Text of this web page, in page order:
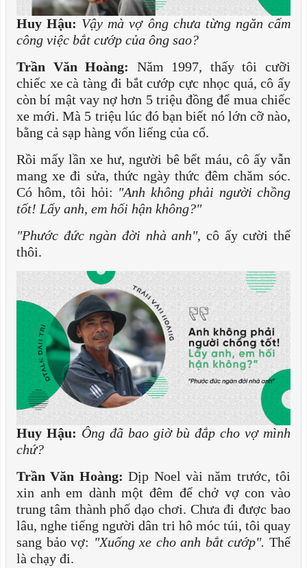
Huy Hậu: Vậy mà vợ ông chưa từng ngăn cấm
công việc bắt cướp của ông sao?
Trần Văn Hoàng: Năm 1997, thấy tôi cưỡi
chiếc xe cà tàng đi bắt cướp cực nhọc quá, cô ấy
còn bí mật vay nợ hơn 5 triệu đồng để mua chiếc
xe mới. Mà 5 triệu lúc đó bạn biết nó lớn cỡ nào,
bằng cả sạp hàng vốn liếng của cổ.
Rồi mấy lần xe hư, người bê bết máu, cô ấy vẫn
mang xe đi sửa, thức ngày thức đêm chăm sóc.
Có hôm, tôi hỏi: "Anh không phải người chồng
tốt! Lấy anh, em hối hận không?"
"Phước đức ngàn đời nhà anh", cô ấy cười thế
thôi.
Huy Hậu: Ông đã bao giờ bù đắp cho vợ mình
chứ?
Trần Văn Hoàng:Dịp Noel vài năm trước, tôi
xin anh em dành một đêm để chở vợ con vào
trung tâm thành phố dạo chơi. Chưa đi được bao
lâu, nghe tiếng người dân tri hô móc túi, tôi quay
sang bảo vợ: "Xuống xe cho anh bắt cướp".Thế
là chạy đi.